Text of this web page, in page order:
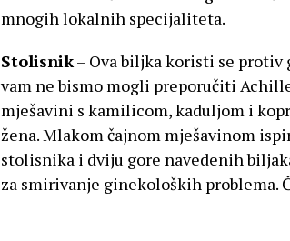
mnogih lokalnih specijaliteta.
Stolisnik– Ova biljka koristi se protiv
vam ne bismo mogli preporučiti
mješavini s kamilicom, kaduljom i
žena. Mlakom čajnom mješavinom
stolisnika i dviju gore navedenih
za smirivanje ginekoloških problema.